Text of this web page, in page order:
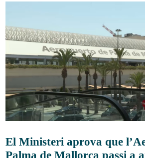
El Ministeri aprova que
Palma de Mallorca passi a